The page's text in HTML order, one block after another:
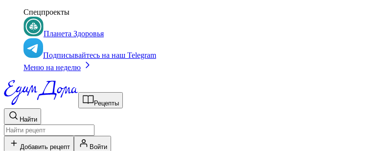
Спецпроекты
Планета Здоровья
Подписывайтесь на наш Telegram
Меню на неделю
Рецепты
Найти
Добавить рецепт Войти